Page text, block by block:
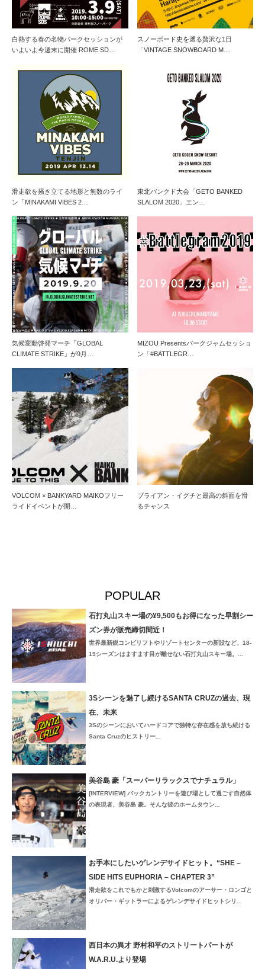
白熱する春の名物パークセッションが
いよいよ今週末に開催 ROME SD…
スノーボード史を遡る贅沢な1日
「VINTAGE SNOWBOARD M…
滑走欲を掻き立てる地形と無数のライ
ン「MINAKAMI VIBES 2…
東北バンクド大会「GETO BANKED
SLALOM 2020」エン…
気候変動啓発マーチ「GLOBAL
CLIMATE STRIKE」が9月…
MIZOU Presentsパークジャムセッショ
ン「#BATTLEGR…
VOLCOM × BANKYARD MAIKOフリー
ライドイベントが開…
ブライアン・イグチと最高の斜面を滑
るチャンス
POPULAR
石打丸山スキー場の¥9,500もお得になった早割シー
ズン券が販売締切間近！
世界最新鋭コンビリフトやリゾートセンターの新設など、18-
19シーズンはますます目が離せない石打丸山スキー場。...
3Sシーンを魅了し続けるSANTA CRUZの過去、現
在、未来
3Sのシーンにおいてハードコアで独特な存在感を放ち続ける
Santa Cruzのヒストリー...
美谷島 豪「スーパーリラックスでナチュラル」
[INTERVIEW] バックカントリーを遊び場として過ごす自然体
の表現者、美谷島 豪。そんな彼のホームタウン...
お手本にしたいゲレンデサイドヒット。“SHE –
SIDE HITS EUPHORIA – CHAPTER 3”
滑走欲をこれでもかと刺激するVolcomのアーサー・ロンゴと
オリバー・ギットラーによるゲレンデサイドヒットシリ...
西日本の異才 野村和平のストリートパートが
W.A.R.U.より登場